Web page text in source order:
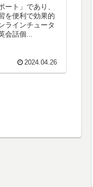
ト」であり、
を便利で効果的
ラインチュータ
会話個...
2024.04.26